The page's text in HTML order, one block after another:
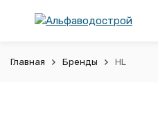
Главная Бренды HL